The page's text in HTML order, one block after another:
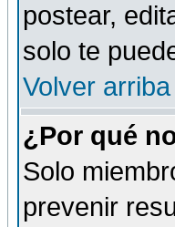
postear,
solo te
Volver arriba
¿Por qué
Solo
prevenir